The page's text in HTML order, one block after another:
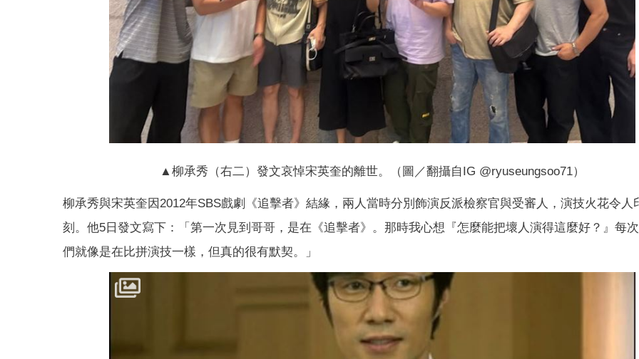
▲柳承秀（右二）發文哀悼宋英奎的離世。（圖／翻攝自IG @ryuseungsoo71）
柳承秀與宋英奎因2012年SBS戲劇《追擊者》結緣，兩人當時分別飾演反派檢察官與受審人，演技火花令人
刻。他5日發文寫下：「第一次見到哥哥，是在《追擊者》。那時我心想『怎麼能把壞人演得這麼好？』每
們就像是在比拼演技一樣，但真的很有默契。」